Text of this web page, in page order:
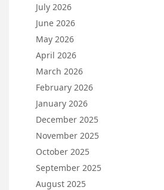
July 2026
June 2026
May 2026
April 2026
March 2026
February 2026
January 2026
December 2025
November 2025
October 2025
September 2025
August 2025